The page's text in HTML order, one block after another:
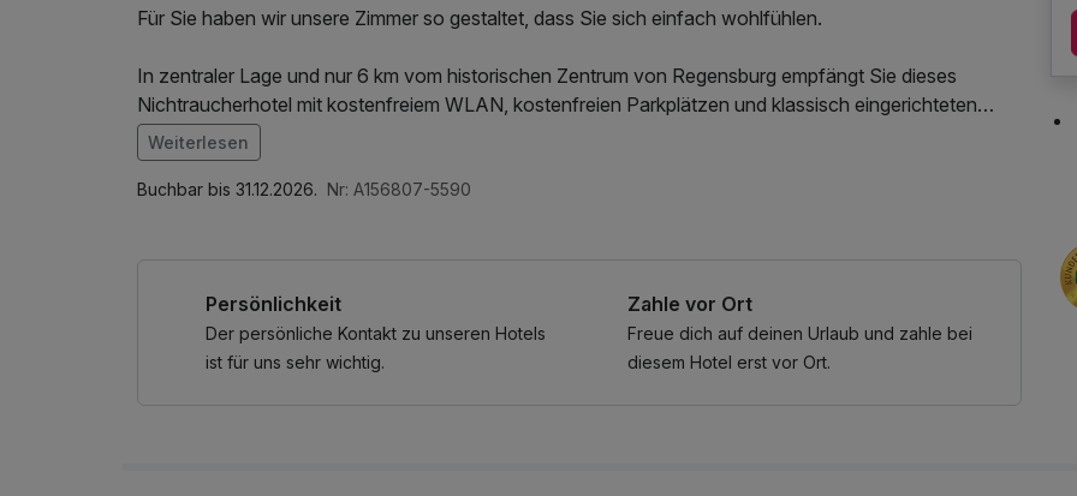
Für Sie haben wir unsere Zimmer so gestaltet, dass Sie sich einfach wohlfühlen.
In zentraler Lage und nur 6 km vom historischen Zentrum von Regensburg empfängt Sie dieses
Nichtraucherhotel mit kostenfreiem WLAN, kostenfreien Parkplätzen und klassisch eingerichteten
Zimmern. Es bietet einen Express-Check-in/-out.
Die Zimmer im Dream Inn Hotel Regensburg Ost sind modern eingerichtet und verfügen über einen
Den Bahnhof Regensburg erreichen Sie vom Hotel nach 6 km und die Autobahn A3 ist bequem
erreichbar.
Im Angebot enthalten
Parkplatz, W-LAN Nutzung / Internetnutzung, Late Check Out
Weiterlesen
Buchbar bis 31.12.2026. Nr: A156807-5590
Persönlichkeit
Der persönliche Kontakt zu unseren Hotels
ist für uns sehr wichtig.
Zahle vor Ort
Freue dich auf deinen Urlaub und zahle bei
diesem Hotel erst vor Ort.